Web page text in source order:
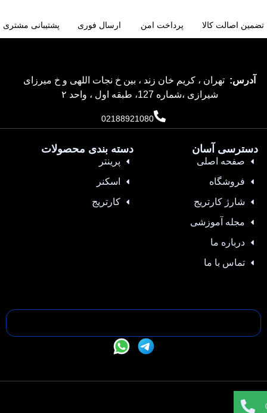
تضمین اصالت کالا پرداخت امن ارسال فوری پشتیبانی مشتری
آدرس: تهران ، کریم خان زند ، بین خ نجات اللهی و خ میرزای
شیرازی ،شماره 127، طبقه اول ، واحد ۲
02188921080
دسترسی آسان
صفحه اصلی
فروشگاه
شارژ کارتریج
مجله آموزشی
درباره ما
تماس با ما
دسته بندی محصولات
پرینتر
اسکنر
کارتریج
تمامی حقوق این سایت متعلق به —- می باشد |